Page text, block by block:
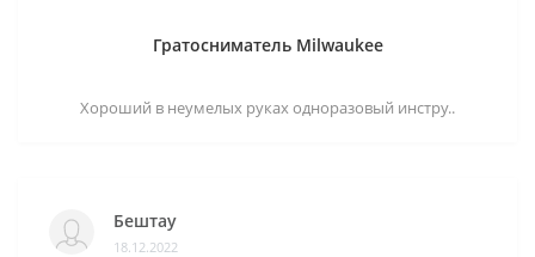
Гратосниматель Milwaukee
Хороший в неумелых руках одноразовый инстру..
Бештау
18.12.2022